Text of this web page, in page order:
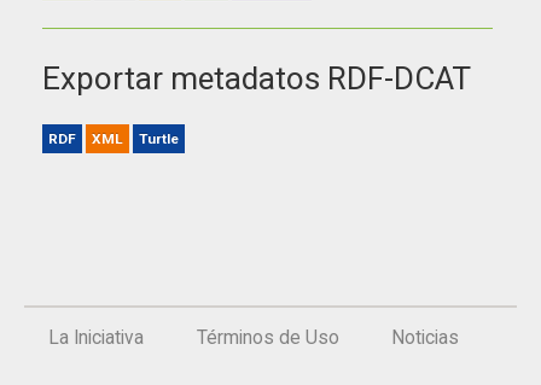
Exportar metadatos RDF-DCAT
RDF XML Turtle
La Iniciativa Términos de Uso Noticias